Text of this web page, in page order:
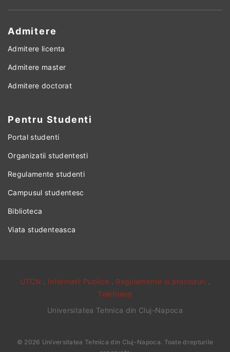
Admitere
Admitere licenta
Admitere master
Admitere doctorat
Pentru Studenti
Portal studenti
Organizatii studentesti
Regulamente studenti
Campusul studentesc
Biblioteca
Viata studenteasca
UTCN . Informatii Publice . Regulamente si proceduri .
Telefoane
Universitatea Tehnica din Cluj-Napoca
© 2026 Universitatea Tehnica din Cluj-Napoca. Toate drepturile